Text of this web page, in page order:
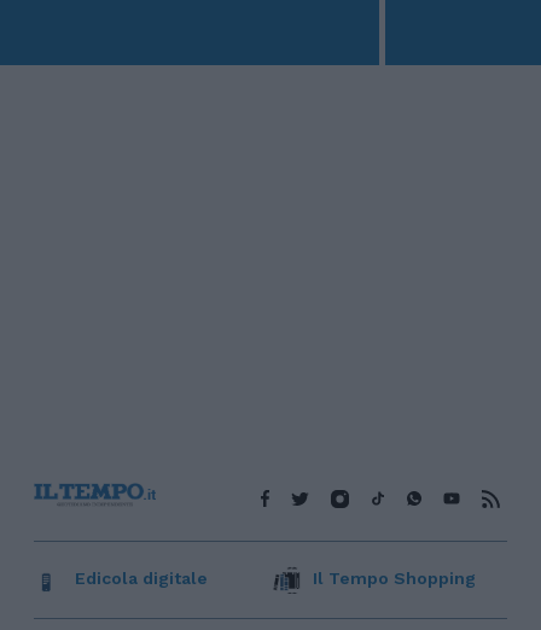
Edicola digitale Il Tempo Shopping